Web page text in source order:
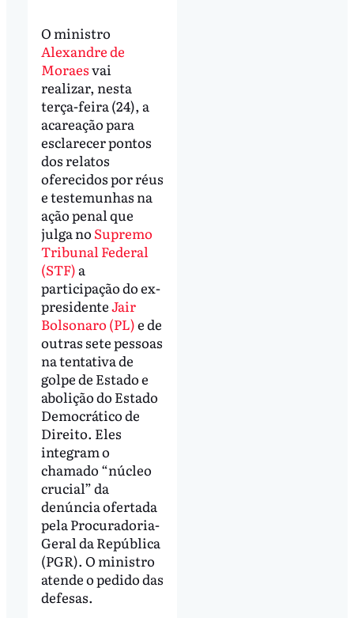
O ministro
Alexandre de
Moraesvai
realizar, nesta
terça-feira (24), a
acareação para
esclarecer pontos
dos relatos
oferecidos por réus
e testemunhas na
ação penal que
julga no Supremo
Tribunal Federal
(STF) a
participação do ex-
presidenteJair
Bolsonaro (PL)e de
outras sete pessoas
na tentativa de
golpe de Estado e
abolição do Estado
Democrático de
Direito. Eles
integram o
chamado “núcleo
crucial” da
denúncia ofertada
pela Procuradoria-
Geral da República
(PGR). O ministro
atende o pedido das
defesas.